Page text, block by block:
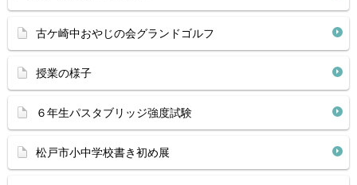
古ケ崎中おやじの会グランドゴルフ
授業の様子
６年生パスタブリッジ強度試験
松戸市小中学校書き初め展